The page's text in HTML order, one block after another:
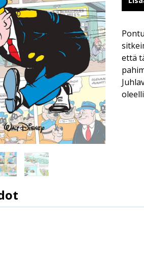
että
9789523349056